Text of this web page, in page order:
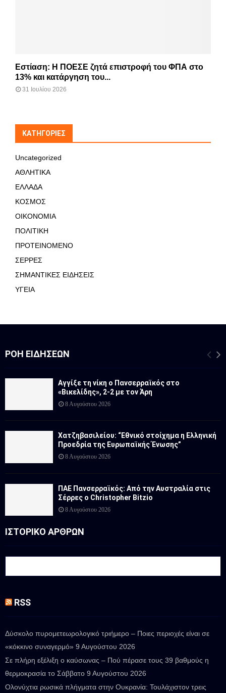
Εστίαση: Η ΠΟΕΣΕ ζητά επιστροφή του ΦΠΑ στο
13% και κατάργηση του...
31 Ιουλίου 2026
KΑΤΗΓΟΡΊΕΣ
Uncategorized
ΑΘΛΗΤΙΚΑ
ΕΛΛΑΔΑ
ΚΟΣΜΟΣ
ΟΙΚΟΝΟΜΙΑ
ΠΟΛΙΤΙΚΗ
ΠΡΟΤΕΙΝΟΜΕΝΟ
ΣΕΡΡΕΣ
ΣΗΜΑΝΤΙΚΕΣ ΕΙΔΗΣΕΙΣ
ΥΓΕΙΑ
ΡΟΉ ΕΙΔΉΣΕΩΝ
Αγγίξε τη νίκη ο Πανσερραϊκός στο
«Βικελίδης», 2-2 με τον Άρη
8 Αυγούστου 2026
Χατζηβασιλείου: “Εθνικό στοίχημα η Ελληνική
Προεδρία της Ευρωπαϊκής Ένωσης”
8 Αυγούστου 2026
ΠΑΕ Πανσερραϊκός: Από την Αυστραλία στις
Σέρρες ο Christopher Bitzio
8 Αυγούστου 2026
ΙΣΤΟΡΙΚΟ ΑΡΘΡΩΝ
RSS
Δύσκολο πυρομετεωρολογικό τριήμερο – Ποιες περιοχές είναι σε
«κόκκινο συναγερμό» 9 Αυγούστου 2026
Σε πλήρη εξέλιξη ο καύσωνας – Πού πέρασε τους 39 βαθμούς η
θερμοκρασία το Σάββατο 9 Αυγούστου 2026
Ολονύχτια ρωσικά πλήγματα στην Ουκρανία: Τουλάχιστον τρεις